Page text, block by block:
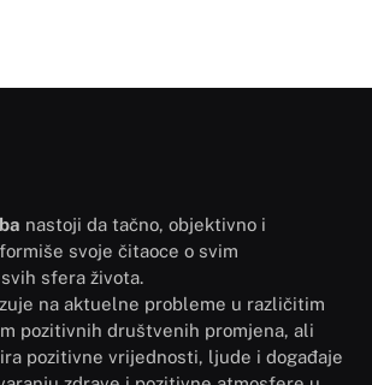
nastoji da tačno, objektivno i
svoje čitaoce o svim
sfera života.
na aktuelne probleme u različitim
pozitivnih društvenih promjena, ali
pozitivne vrijednosti, ljude i događaje